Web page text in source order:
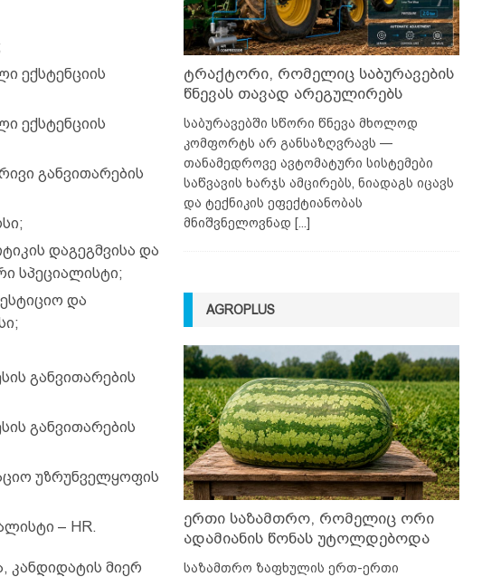
ექსტენციის
ექსტენციის
განვითარების
დაგეგმვისა და
სპეციალისტი;
და
განვითარების
განვითარების
უზრუნველყოფის
– HR.
კანდიდატის მიერ
ტრაქტორი, რომელიც საბურავების
წნევას თავად არეგულირებს
საბურავებში სწორი წნევა მხოლოდ
კომფორტს არ განსაზღვრავს —
თანამედროვე ავტომატური სისტემები
საწვავის ხარჯს ამცირებს, ნიადაგს იცავს
და ტექნიკის ეფექტიანობას
მნიშვნელოვნად [...]
AGROPLUS
ერთი საზამთრო, რომელიც ორი
ადამიანის წონას უტოლდებოდა
საზამთრო ზაფხულის ერთ-ერთი